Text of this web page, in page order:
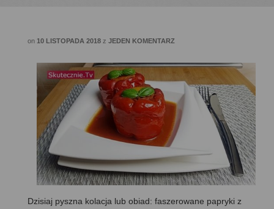
on 10 LISTOPADA 2018 z JEDEN KOMENTARZ
Dzisiaj pyszna kolacja lub obiad: faszerowane papryki z